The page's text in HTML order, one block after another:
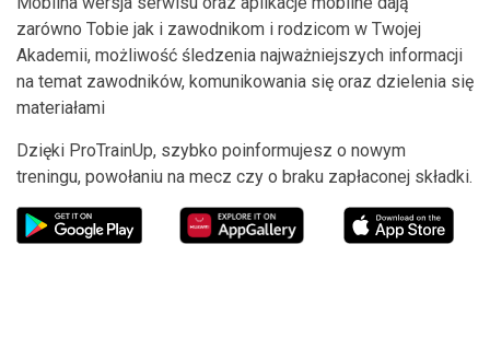
zarówno Tobie jak i zawodnikom i rodzicom w Twojej
Akademii, możliwość śledzenia najważniejszych informacji
na temat zawodników, komunikowania się oraz dzielenia się
materiałami
Dzięki ProTrainUp, szybko poinformujesz o nowym
treningu, powołaniu na mecz czy o braku zapłaconej składki.